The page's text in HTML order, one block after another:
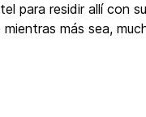
para residir allí con
más sea,